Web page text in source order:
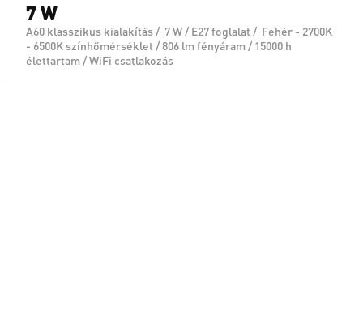
7 W
A60 klasszikus kialakítás / 7 W / E27 foglalat / Fehér - 2700K
- 6500K színhőmérséklet / 806 lm fényáram / 15000 h
élettartam / WiFi csatlakozás